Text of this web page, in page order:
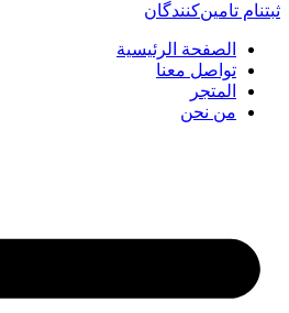
ثبتنام تامین‌کنندگان
الصفحة الرئيسية
تواصل معنا
المتجر
من نحن